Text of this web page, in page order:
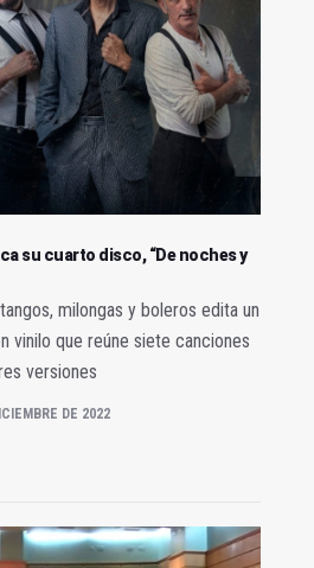
su cuarto disco, “De noches y
milongas y boleros edita un
vinilo que reúne siete canciones
versiones
DE 2022